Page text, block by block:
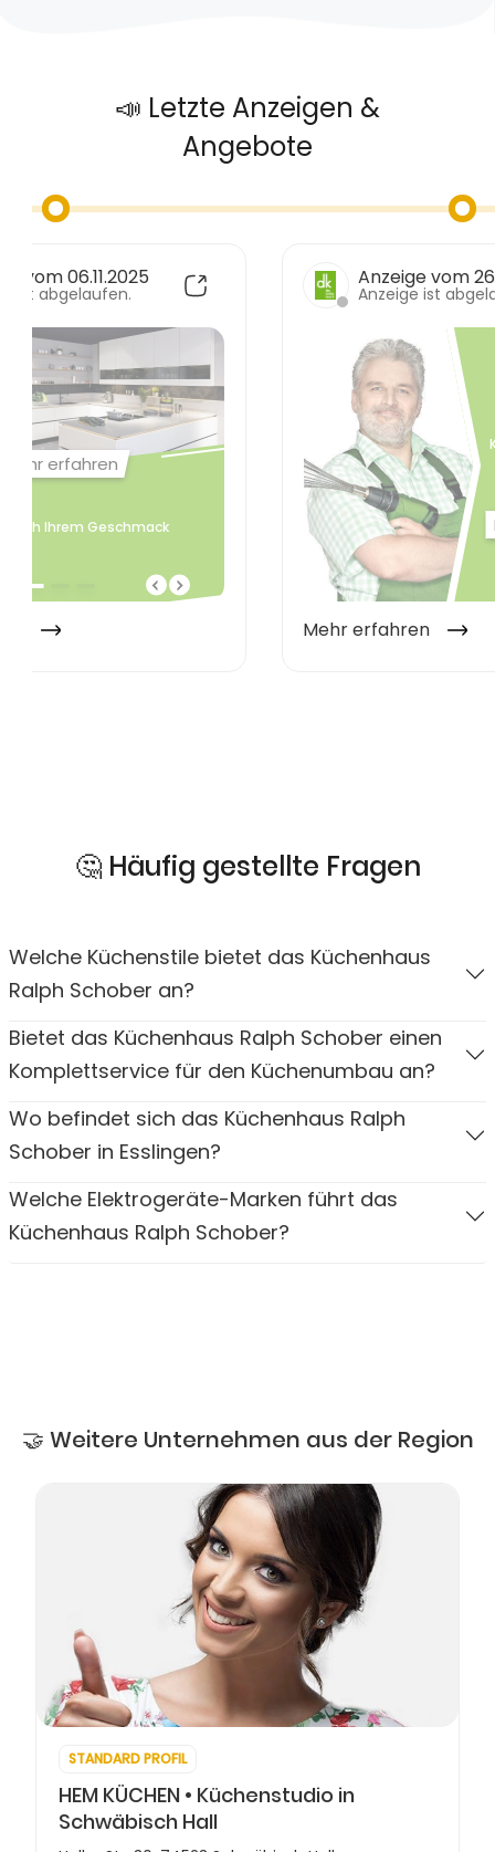
🤔 Häufig gestellte Fragen
Welche Küchenstile bietet das Küchenhaus
Ralph Schober an?
Bietet das Küchenhaus Ralph Schober einen
Komplettservice für den Küchenumbau an?
Wo befindet sich das Küchenhaus Ralph
Schober in Esslingen?
Welche Elektrogeräte-Marken führt das
Küchenhaus Ralph Schober?
🤝 Weitere Unternehmen aus der Region
STANDARD PROFIL
HEM KÜCHEN • Küchenstudio in
Schwäbisch Hall